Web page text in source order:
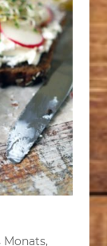
Monats,